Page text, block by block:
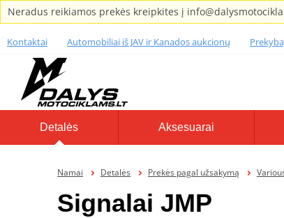
Neradus reikiamos prekės kreipkites į
Kontaktai Automobiliai iš JAV ir Kanados aukcionų
Detalės Aksesuarai
Namai Detalės Prekės pagal užsakymą
Signalai JMP